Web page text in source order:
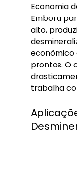
Economia
Embora
alto,
econômico
prontos. O
trabalha